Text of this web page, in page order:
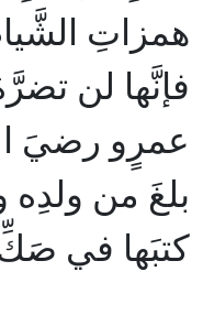
همزاتِ
فإنَّها لن
عمرٍو رضيَ
بلغَ من ولدِه
كتبَها في